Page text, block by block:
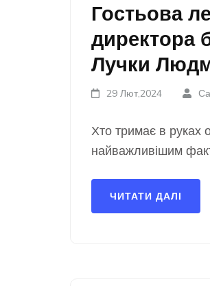
Гостьова
директора
Лучки
29 Лют,2024
Хто тримає в руках
найважливішим
ЧИТАТИ ДАЛІ